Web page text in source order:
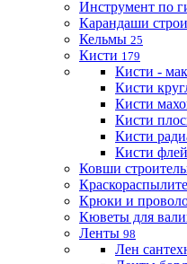
Инструмент по
Карандаши
Кельмы 25
Кисти 179
Кисти -
Кисти
Кисти
Кисти
Кисти
Кисти
Ковши
Крюки и
Кюветы для
Ленты 98
Лен